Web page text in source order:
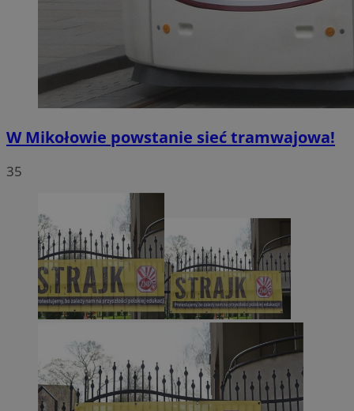
W Mikołowie powstanie sieć tramwajowa!
35